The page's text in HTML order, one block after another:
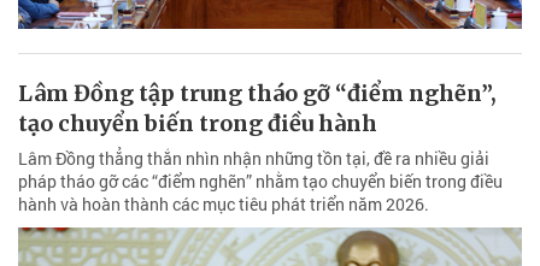
Lâm Đồng tập trung tháo gỡ “điểm nghẽn”,
tạo chuyển biến trong điều hành
Lâm Đồng thẳng thắn nhìn nhận những tồn tại, đề ra nhiều giải
pháp tháo gỡ các “điểm nghẽn” nhằm tạo chuyển biến trong điều
hành và hoàn thành các mục tiêu phát triển năm 2026.